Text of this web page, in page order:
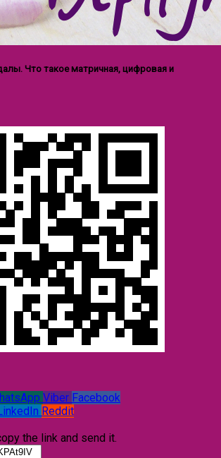
Что такое матричная, цифровая и
Viber Facebook
Reddit
the link and send it.